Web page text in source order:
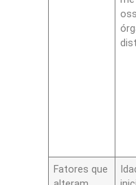
Fatores que